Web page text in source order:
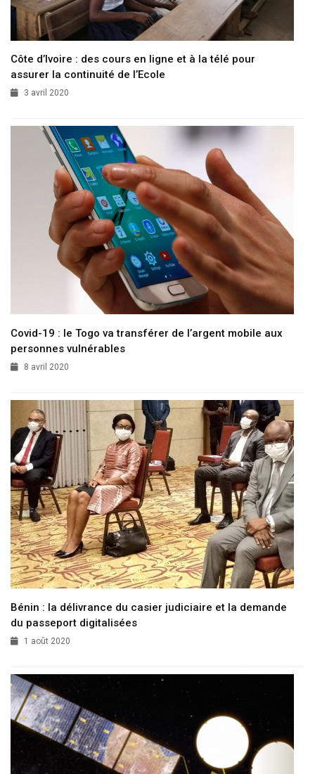
Côte d’Ivoire : des cours en ligne et à la télé pour
assurer la continuité de l’Ecole
3 avril 2020
Covid-19 : le Togo va transférer de l’argent mobile aux
personnes vulnérables
8 avril 2020
Bénin : la délivrance du casier judiciaire et la demande
du passeport digitalisées
1 août 2020